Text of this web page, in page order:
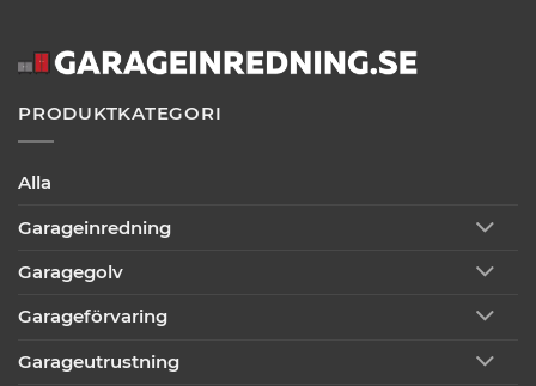
PRODUKTKATEGORI
Alla
Garageinredning
Garagegolv
Garageförvaring
Garageutrustning